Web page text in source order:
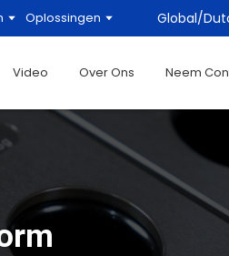
Oplossingen Global/
Video Over Ons Neem